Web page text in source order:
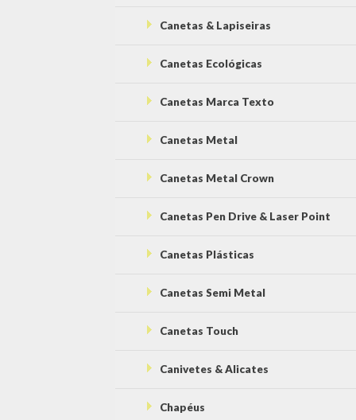
Canetas & Lapiseiras
Canetas Ecológicas
Canetas Marca Texto
Canetas Metal
Canetas Metal Crown
Canetas Pen Drive & Laser Point
Canetas Plásticas
Canetas Semi Metal
Canetas Touch
Canivetes & Alicates
Chapéus